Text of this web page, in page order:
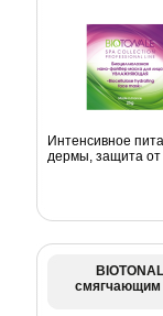
Интенсивное
дермы, защита от
смягчающим